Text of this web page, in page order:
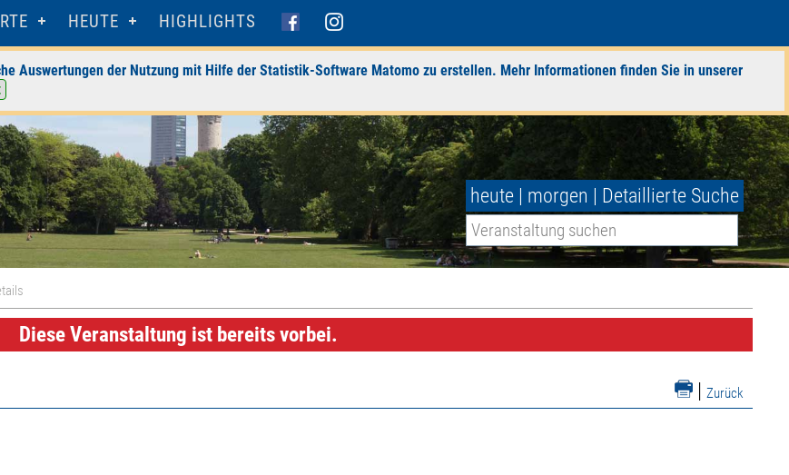
HEUTE HIGHLIGHTS
Auswertungen der Nutzung mit Hilfe der Statistik-Software Matomo zu erstellen. Mehr Informationen finden Sie in unserer
heute | morgen | Detaillierte Suche
Diese Veranstaltung ist bereits vorbei.
| Zurück